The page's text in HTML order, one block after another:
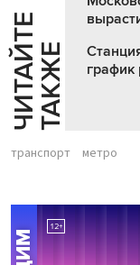
Ч
И
Т
АЙ
Т
Е
Т
А
К
ЖЕ
график
транспорт метро